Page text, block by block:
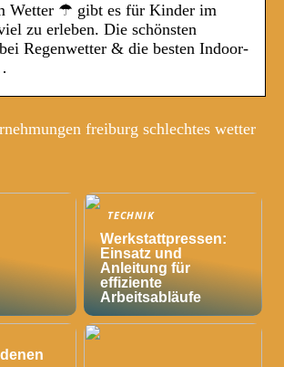
Wetter ☂ gibt es für Kinder im
zu erleben. Die schönsten
Regenwetter & die besten Indoor-
freiburg schlechtes wetter
TECHNIK
Werkstattpressen:
Einsatz und
Anleitung für
effiziente
Arbeitsabläufe